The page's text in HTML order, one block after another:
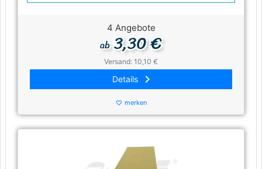
4 Angebote
ab3,30 €
Versand: 10,10 €
Details keyboard_arrow_right
favorite_border merken